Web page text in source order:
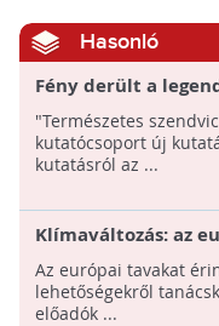
Hasonló
Fény derült a
"Természetes
kutatócsoport új
kutatásról az ...
Klímaváltozás: az
tanácskoztak
Az európai tavakat
lehetőségekről
előadók ...